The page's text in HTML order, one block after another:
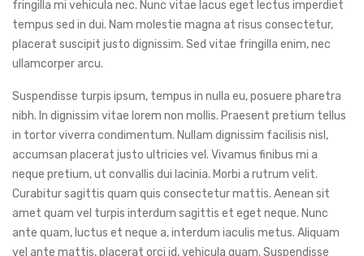
fringilla mi vehicula nec. Nunc vitae lacus eget lectus imperdiet
tempus sed in dui. Nam molestie magna at risus consectetur,
placerat suscipit justo dignissim. Sed vitae fringilla enim, nec
ullamcorper arcu.
Suspendisse turpis ipsum, tempus in nulla eu, posuere pharetra
nibh. In dignissim vitae lorem non mollis. Praesent pretium tellus
in tortor viverra condimentum. Nullam dignissim facilisis nisl,
accumsan placerat justo ultricies vel. Vivamus finibus mi a
neque pretium, ut convallis dui lacinia. Morbi a rutrum velit.
Curabitur sagittis quam quis consectetur mattis. Aenean sit
amet quam vel turpis interdum sagittis et eget neque. Nunc
ante quam, luctus et neque a, interdum iaculis metus. Aliquam
vel ante mattis, placerat orci id, vehicula quam. Suspendisse